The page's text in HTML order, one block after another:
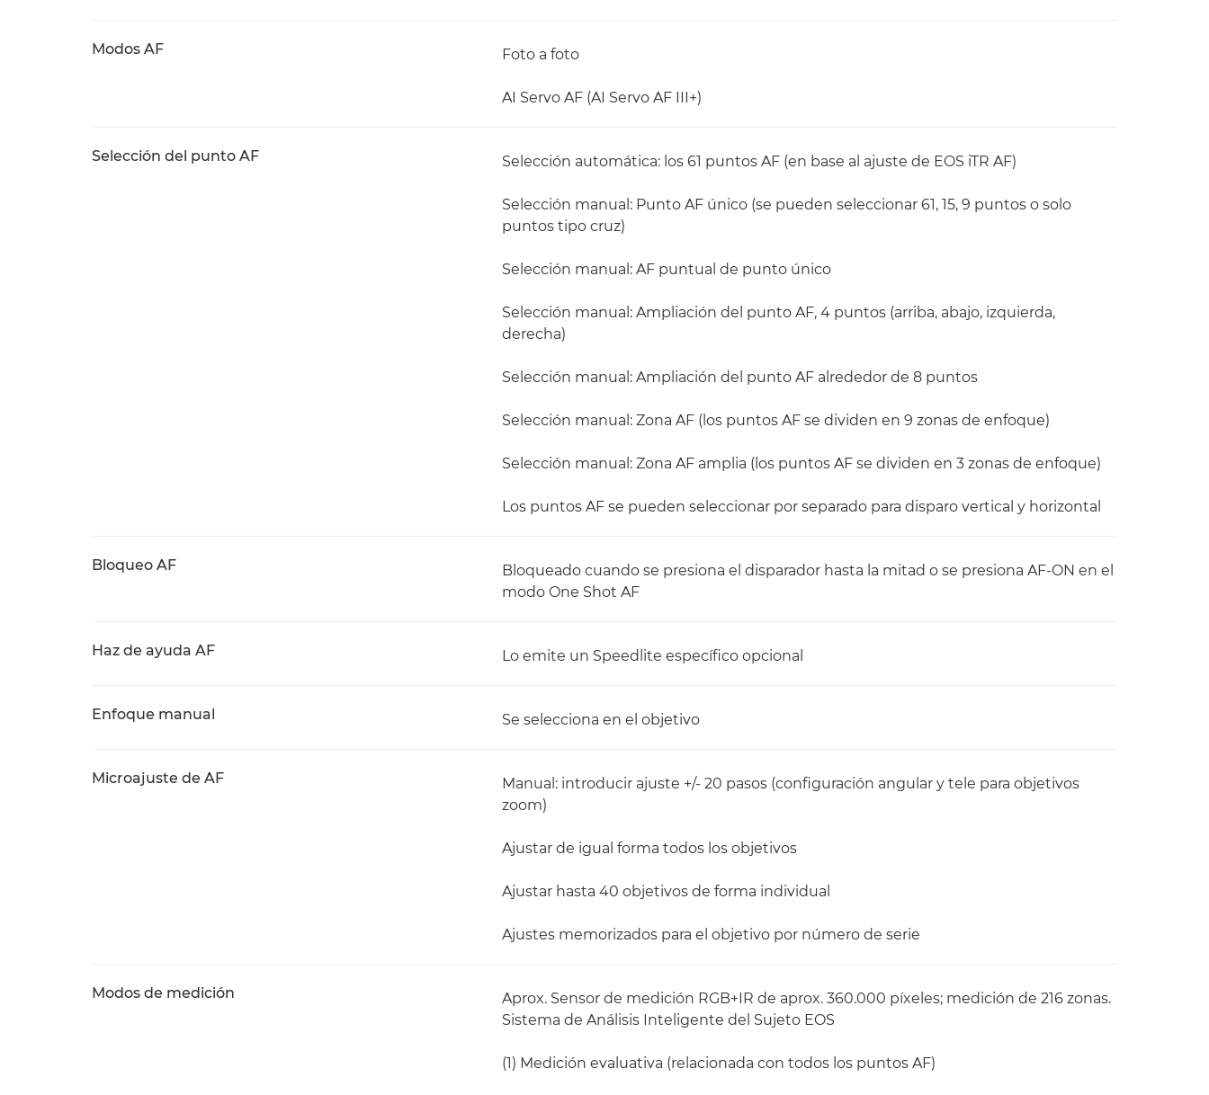
Modos AF Foto a foto
AI Servo AF (AI Servo AF III+)
Selección del punto AF Selección automática: los 61 puntos AF (en base al ajuste de EOS iTR AF)
Selección manual: Punto AF único (se pueden seleccionar 61, 15, 9 puntos o solo
puntos tipo cruz)
Selección manual: AF puntual de punto único
Selección manual: Ampliación del punto AF, 4 puntos (arriba, abajo, izquierda,
derecha)
Selección manual: Ampliación del punto AF alrededor de 8 puntos
Selección manual: Zona AF (los puntos AF se dividen en 9 zonas de enfoque)
Selección manual: Zona AF amplia (los puntos AF se dividen en 3 zonas de enfoque)
Los puntos AF se pueden seleccionar por separado para disparo vertical y horizontal
Bloqueo AF
Bloqueado cuando se presiona el disparador hasta la mitad o se presiona AF-ON en el
modo One Shot AF
Haz de ayuda AF Lo emite un Speedlite específico opcional
Enfoque manual Se selecciona en el objetivo
Microajuste de AF
Manual: introducir ajuste +/- 20 pasos (configuración angular y tele para objetivos
zoom)
Ajustar de igual forma todos los objetivos
Ajustar hasta 40 objetivos de forma individual
Ajustes memorizados para el objetivo por número de serie
Modos de medición
Aprox. Sensor de medición RGB+IR de aprox. 360.000 píxeles; medición de 216 zonas.
Sistema de Análisis Inteligente del Sujeto EOS
(1) Medición evaluativa (relacionada con todos los puntos AF)